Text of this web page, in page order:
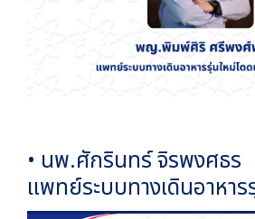
• นพ.ศักรินทร์ จิรพงศธร
แพทย์ระบบทางเดินอาหาร